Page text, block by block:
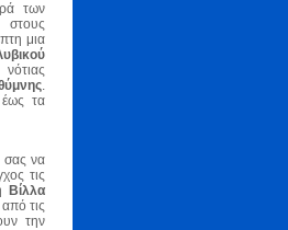
των
μια
.
έως τα
σας να
τις
Βίλλα
τις
την